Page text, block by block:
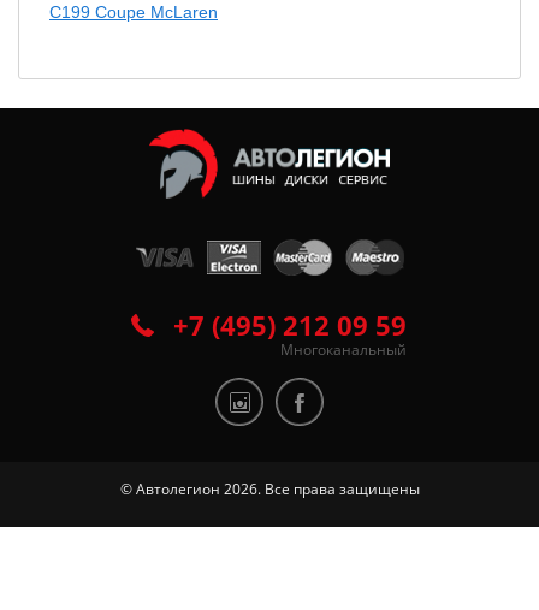
С199 Coupe McLaren
+7 (495) 212 09 59
Многоканальный
© Автолегион 2026. Все права защищены